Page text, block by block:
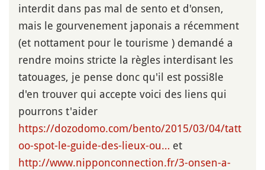
interdit dans pas mal de sento et d'onsen,
mais le gourvenement japonais a récemment
(et nottament pour le tourisme ) demandé a
rendre moins stricte la règles interdisant les
tatouages, je pense donc qu'il est possi8le
d'en trouver qui accepte voici des liens qui
pourrons t'aider
https://dozodomo.com/bento/2015/03/04/tatt
oo-spot-le-guide-des-lieux-ou… et
http://www.nipponconnection.fr/3-onsen-a-